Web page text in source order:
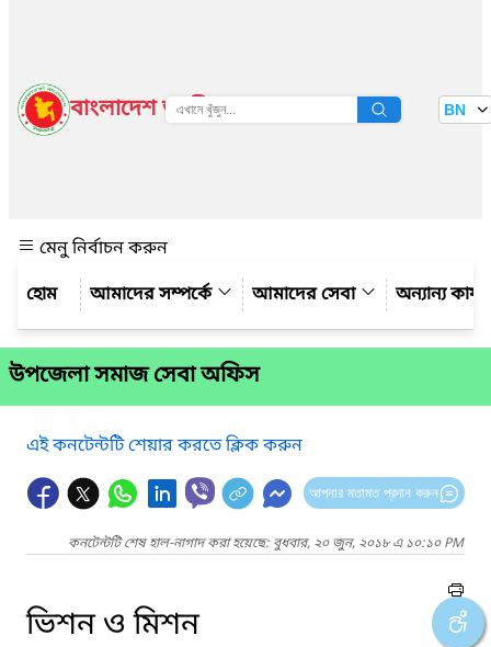
বাংলাদেশ জাতীয় তথ্য বাতায়ন BN
মেনু নির্বাচন করুন
আমাদের সম্পর্কে
আমাদের সেবা অন্যান্য
উপজেলা সমাজ সেবা অফিস
এই কনটেন্টটি শেয়ার করতে ক্লিক করুন
আপনার মতামত প্রদান করুন
কনটেন্টটি শেষ হাল-নাগাদ করা হয়েছে: বুধবার, ২০ জুন, ২০১৮ এ ১০:১০ PM
ভিশন ও মিশন